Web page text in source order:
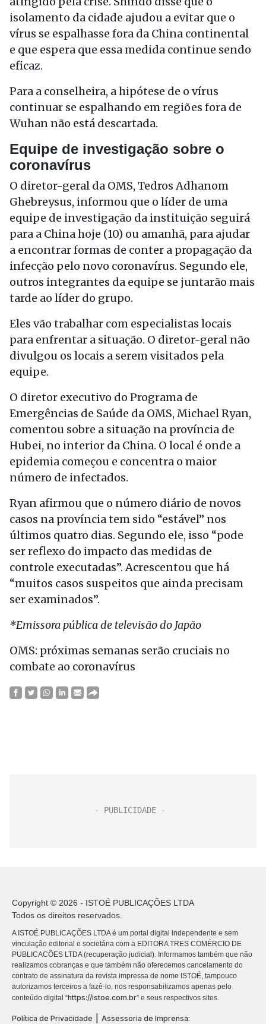
isolamento da cidade ajudou a evitar que o
vírus se espalhasse fora da China continental
e que espera que essa medida continue sendo
eficaz.
Para a conselheira, a hipótese de o vírus
continuar se espalhando em regiões fora de
Wuhan não está descartada.
Equipe de investigação sobre o
coronavírus
O diretor-geral da OMS, Tedros Adhanom
Ghebreysus, informou que o líder de uma
equipe de investigação da instituição seguirá
para a China hoje (10) ou amanhã, para ajudar
a encontrar formas de conter a propagação da
infecção pelo novo coronavírus. Segundo ele,
outros integrantes da equipe se juntarão mais
tarde ao líder do grupo.
Eles vão trabalhar com especialistas locais
para enfrentar a situação. O diretor-geral não
divulgou os locais a serem visitados pela
equipe.
O diretor executivo do Programa de
Emergências de Saúde da OMS, Michael Ryan,
comentou sobre a situação na província de
Hubei, no interior da China. O local é onde a
epidemia começou e concentra o maior
número de infectados.
Ryan afirmou que o número diário de novos
casos na província tem sido “estável” nos
últimos quatro dias. Segundo ele, isso “pode
ser reflexo do impacto das medidas de
controle executadas”. Acrescentou que há
“muitos casos suspeitos que ainda precisam
ser examinados”.
*Emissora pública de televisão do Japão
OMS: próximas semanas serão cruciais no
combate ao coronavírus
Copyright © 2026 - ISTOÉ PUBLICAÇÕES LTDA
Todos os direitos reservados.
A ISTOÉ PUBLICAÇÕES LTDA é um portal digital independente e sem
vinculação editorial e societária com a EDITORA TRES COMÉRCIO DE
PUBLICACÕES LTDA (recuperação judicial). Informamos também que não
realizamos cobranças e que também não oferecemos cancelamento do
contrato de assinatura da revista impressa de nome ISTOÉ, tampouco
autorizamos terceiros a fazê-lo, nos responsabilizamos apenas pelo
conteúdo digital “https://istoe.com.br” e seus respectivos sites.
Política de Privacidade Assessoria de Imprensa: